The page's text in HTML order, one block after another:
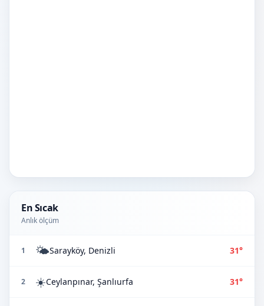
En Sıcak
Anlık ölçüm
1 🌤️Sarayköy, Denizli 31°
2 ☀️Ceylanpınar, Şanlıurfa 31°